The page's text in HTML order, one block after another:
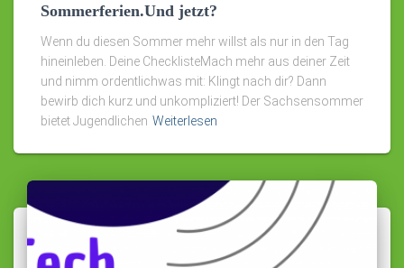
Sommerferien.Und jetzt?
Wenn du diesen Sommer mehr willst als nur in den Tag
hineinleben. Deine ChecklisteMach mehr aus deiner Zeit
und nimm ordentlichwas mit: Klingt nach dir? Dann
bewirb dich kurz und unkompliziert! Der Sachsensommer
bietet Jugendlichen Weiterlesen